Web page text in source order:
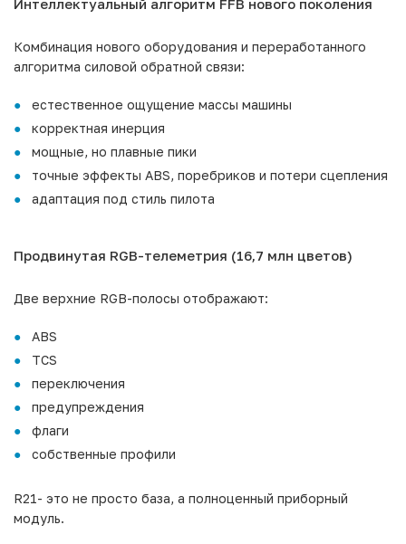
Комбинация нового оборудования и переработанного
алгоритма силовой обратной связи:
естественное ощущение массы машины
корректная инерция
мощные, но плавные пики
точные эффекты ABS, поребриков и потери сцепления
адаптация под стиль пилота
Продвинутая RGB-телеметрия (16,7 млн цветов)
Две верхние RGB-полосы отображают:
ABS
TCS
переключения
предупреждения
флаги
собственные профили
R21- это не просто база, а полноценный приборный
модуль.